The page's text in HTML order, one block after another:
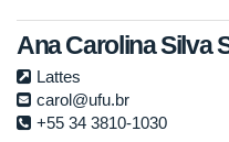
Ana Carolina Silva
Lattes
carol@ufu.br
+55 34 3810-1030